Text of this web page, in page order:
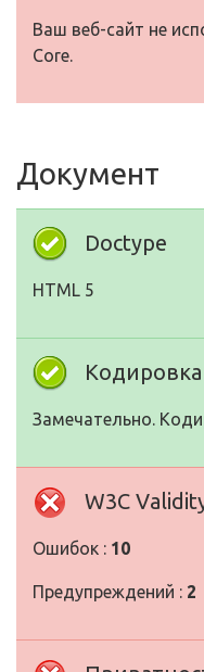
Ваш веб-сайт не
Core.
Документ
Doctype
HTML 5
Кодировка
Замечательно.
W3C
Ошибок : 10
Предупреждений : 2